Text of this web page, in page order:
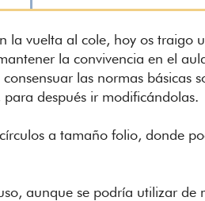
la vuelta al cole, hoy os traigo
la convivencia en el
las normas básicas
después ir modificándolas.
a tamaño folio, donde
aunque se podría utilizar de